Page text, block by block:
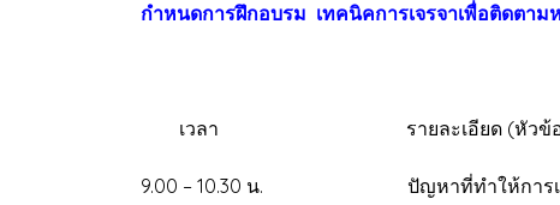
กำหนดการฝึกอบรม เทคนิคการเจรจาเพื่อติดตา
เวลา รายละเอีย
9.00 – 10.30 น. ปัญหาที่ท